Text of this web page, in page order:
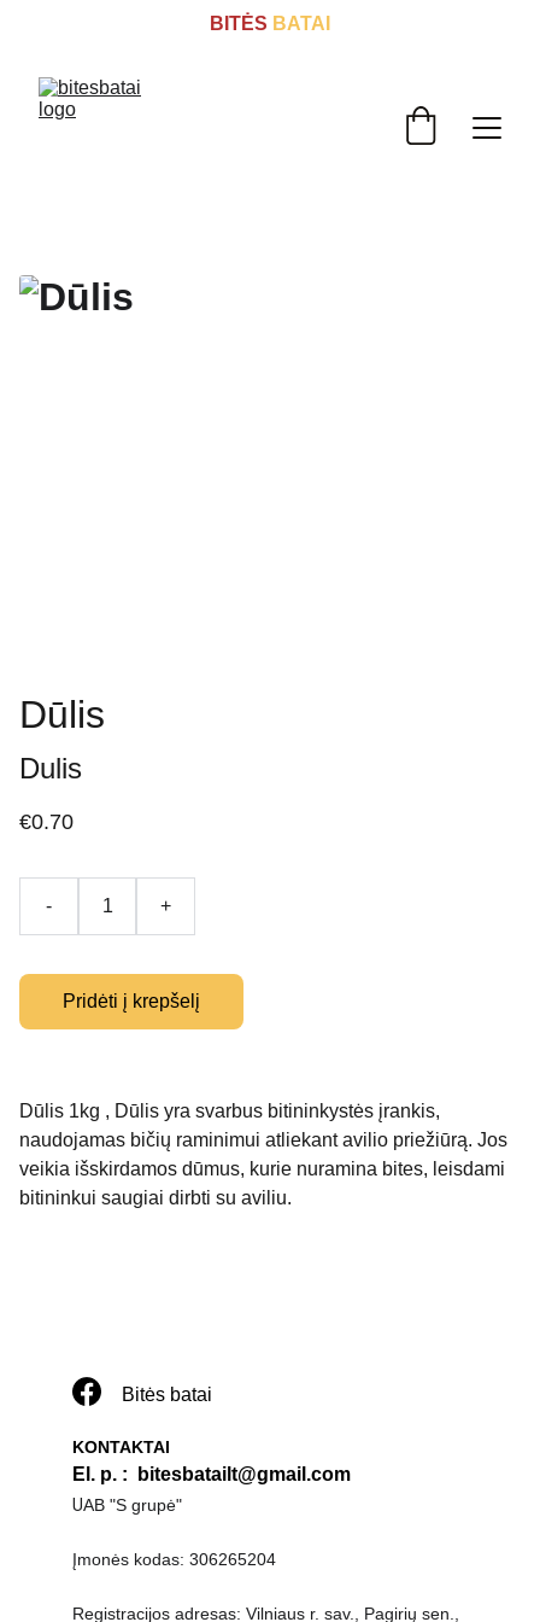
BITĖS BATAI
Dūlis
Dulis
€0.70
- +
Pridėti į krepšelį
Dūlis 1kg , ​Dūlis yra svarbus bitininkystės įrankis,
naudojamas bičių raminimui atliekant avilio priežiūrą. Jos
veikia išskirdamos dūmus, kurie nuramina bites, leisdami
bitininkui saugiai dirbti su aviliu.​
KONTAKTAI
El. p. : bitesbatailt@gmail.com
UAB "S grupė"
Įmonės kodas: 306265204
Registracijos adresas: Vilniaus r. sav., Pagirių sen.,
Bitės batai